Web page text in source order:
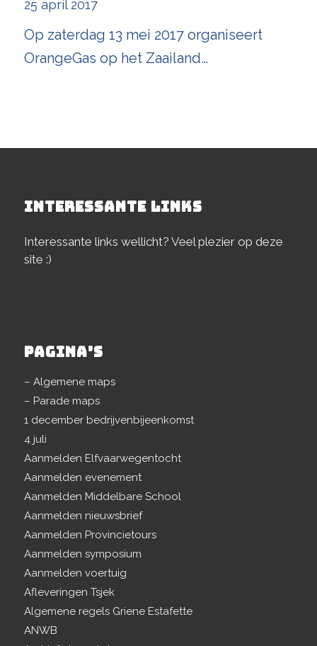
25 april 2017
Op zaterdag 13 mei 2017 organiseert
OrangeGas op het Zaailand…
INTERESSANTE LINKS
Interessante links wellicht? Veel plezier op deze
site :)
PAGINA’S
– Algemene maps
– Parade maps
1 december bedrijvenbijeenkomst
4 juli
Aanmelden Elfvaarwegentocht
Aanmelden evenement
Aanmelden Middelbare School
Aanmelden nieuwsbrief
Aanmelden Provincietours
Aanmelden symposium
Aanmelden voertuig
Afleveringen Tsjek
Algemene regels Griene Estafette
ANWB